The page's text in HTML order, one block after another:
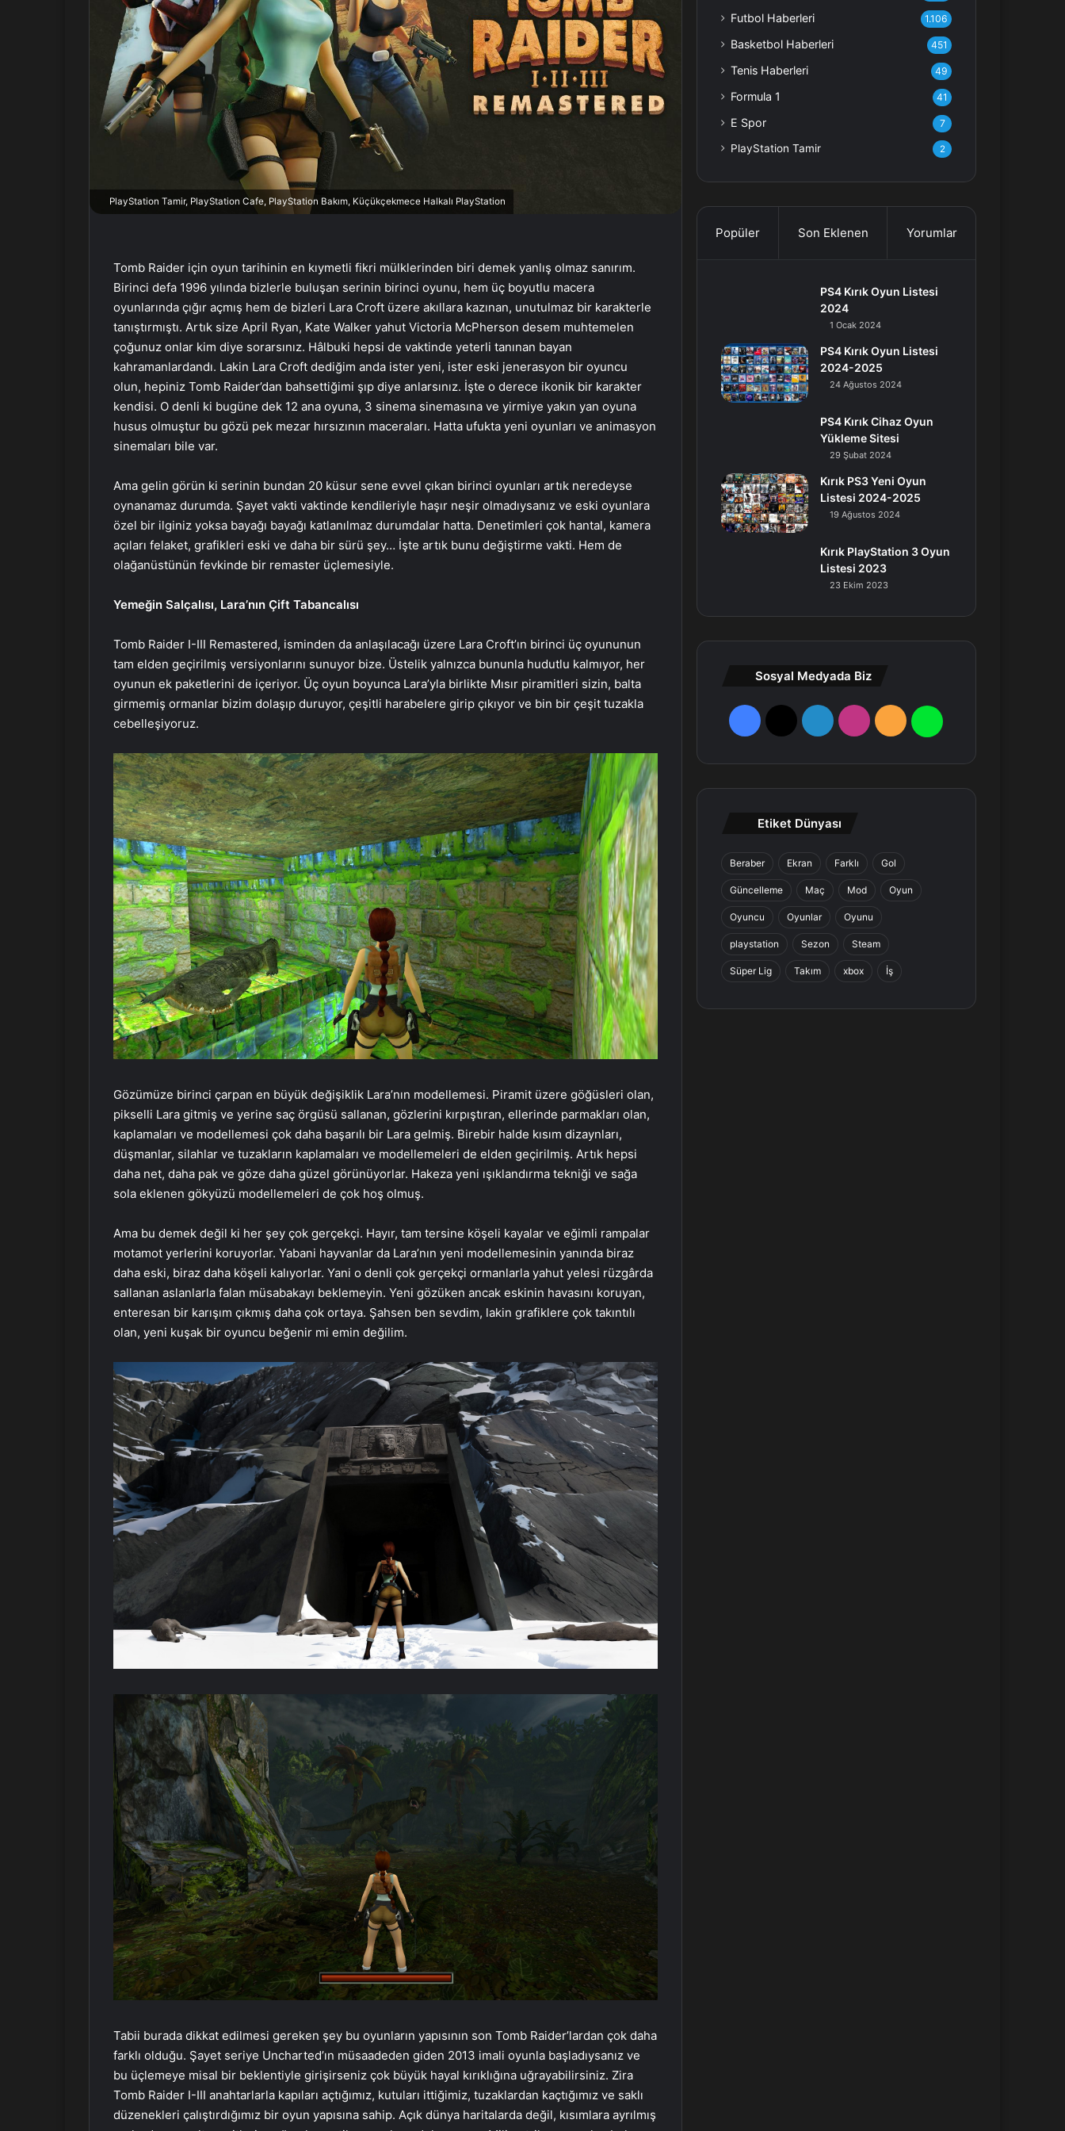
X t
a
g
ö
d
e
r
m
e
k
PlayStation Tamir, PlayStation Cafe, PlayStation Bakım, Küçükçekmece Halkalı PlayStation
Tomb Raider için oyun tarihinin en kıymetli fikri mülklerinden biri demek yanlış olmaz sanırım.
Birinci defa 1996 yılında bizlerle buluşan serinin birinci oyunu, hem üç boyutlu macera
oyunlarında çığır açmış hem de bizleri Lara Croft üzere akıllara kazınan, unutulmaz bir karakterle
tanıştırmıştı. Artık size April Ryan, Kate Walker yahut Victoria McPherson desem muhtemelen
çoğunuz onlar kim diye sorarsınız. Hâlbuki hepsi de vaktinde yeterli tanınan bayan
kahramanlardandı. Lakin Lara Croft dediğim anda ister yeni, ister eski jenerasyon bir oyuncu
olun, hepiniz Tomb Raider’dan bahsettiğimi şıp diye anlarsınız. İşte o derece ikonik bir karakter
kendisi. O denli ki bugüne dek 12 ana oyuna, 3 sinema sinemasına ve yirmiye yakın yan oyuna
husus olmuştur bu gözü pek mezar hırsızının maceraları. Hatta ufukta yeni oyunları ve animasyon
sinemaları bile var.
Ama gelin görün ki serinin bundan 20 küsur sene evvel çıkan birinci oyunları artık neredeyse
oynanamaz durumda. Şayet vakti vaktinde kendileriyle haşır neşir olmadıysanız ve eski oyunlara
özel bir ilginiz yoksa bayağı bayağı katlanılmaz durumdalar hatta. Denetimleri çok hantal, kamera
açıları felaket, grafikleri eski ve daha bir sürü şey… İşte artık bunu değiştirme vakti. Hem de
olağanüstünün fevkinde bir remaster üçlemesiyle.
Yemeğin Salçalısı, Lara’nın Çift Tabancalısı
Tomb Raider I-III Remastered, isminden da anlaşılacağı üzere Lara Croft’ın birinci üç oyununun
tam elden geçirilmiş versiyonlarını sunuyor bize. Üstelik yalnızca bununla hudutlu kalmıyor, her
oyunun ek paketlerini de içeriyor. Üç oyun boyunca Lara’yla birlikte Mısır piramitleri sizin, balta
girmemiş ormanlar bizim dolaşıp duruyor, çeşitli harabelere girip çıkıyor ve bin bir çeşit tuzakla
cebelleşiyoruz.
Gözümüze birinci çarpan en büyük değişiklik Lara’nın modellemesi. Piramit üzere göğüsleri olan,
pikselli Lara gitmiş ve yerine saç örgüsü sallanan, gözlerini kırpıştıran, ellerinde parmakları olan,
kaplamaları ve modellemesi çok daha başarılı bir Lara gelmiş. Birebir halde kısım dizaynları,
düşmanlar, silahlar ve tuzakların kaplamaları ve modellemeleri de elden geçirilmiş. Artık hepsi
daha net, daha pak ve göze daha güzel görünüyorlar. Hakeza yeni ışıklandırma tekniği ve sağa
sola eklenen gökyüzü modellemeleri de çok hoş olmuş.
Ama bu demek değil ki her şey çok gerçekçi. Hayır, tam tersine köşeli kayalar ve eğimli rampalar
motamot yerlerini koruyorlar. Yabani hayvanlar da Lara’nın yeni modellemesinin yanında biraz
daha eski, biraz daha köşeli kalıyorlar. Yani o denli çok gerçekçi ormanlarla yahut yelesi rüzgârda
sallanan aslanlarla falan müsabakayı beklemeyin. Yeni gözüken ancak eskinin havasını koruyan,
enteresan bir karışım çıkmış daha çok ortaya. Şahsen ben sevdim, lakin grafiklere çok takıntılı
olan, yeni kuşak bir oyuncu beğenir mi emin değilim.
Tabii burada dikkat edilmesi gereken şey bu oyunların yapısının son Tomb Raider’lardan çok daha
farklı olduğu. Şayet seriye Uncharted’ın müsaadeden giden 2013 imali oyunla başladıysanız ve
bu üçlemeye misal bir beklentiyle girişirseniz çok büyük hayal kırıklığına uğrayabilirsiniz. Zira
Tomb Raider I-III anahtarlarla kapıları açtığımız, kutuları ittiğimiz, tuzaklardan kaçtığımız ve saklı
düzenekleri çalıştırdığımız bir oyun yapısına sahip. Açık dünya haritalarda değil, kısımlara ayrılmış
Futbol Haberleri 1.106
Basketbol Haberleri 451
Tenis Haberleri 49
Formula 1 41
E Spor 7
PlayStation Tamir 2
Popüler Son Eklenen Yorumlar
PS4 Kırık Oyun Listesi
2024
1 Ocak 2024
PS4 Kırık Oyun Listesi
2024-2025
24 Ağustos 2024
PS4 Kırık Cihaz Oyun
Yükleme Sitesi
29 Şubat 2024
Kırık PS3 Yeni Oyun
Listesi 2024-2025
19 Ağustos 2024
Kırık PlayStation 3 Oyun
Listesi 2023
23 Ekim 2023
Sosyal Medyada Biz
F
e
k
X
L
n
a
m
R
W
a
Etiket Dünyası
Beraber Ekran Farklı Gol
Güncelleme Maç Mod Oyun
Oyuncu Oyunlar Oyunu
playstation Sezon Steam
Süper Lig Takım xbox İş